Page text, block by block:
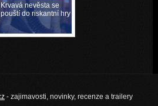
Krvavá nevěsta se
pouští do riskantní hry
- zajimavosti, novinky, recenze a trailery